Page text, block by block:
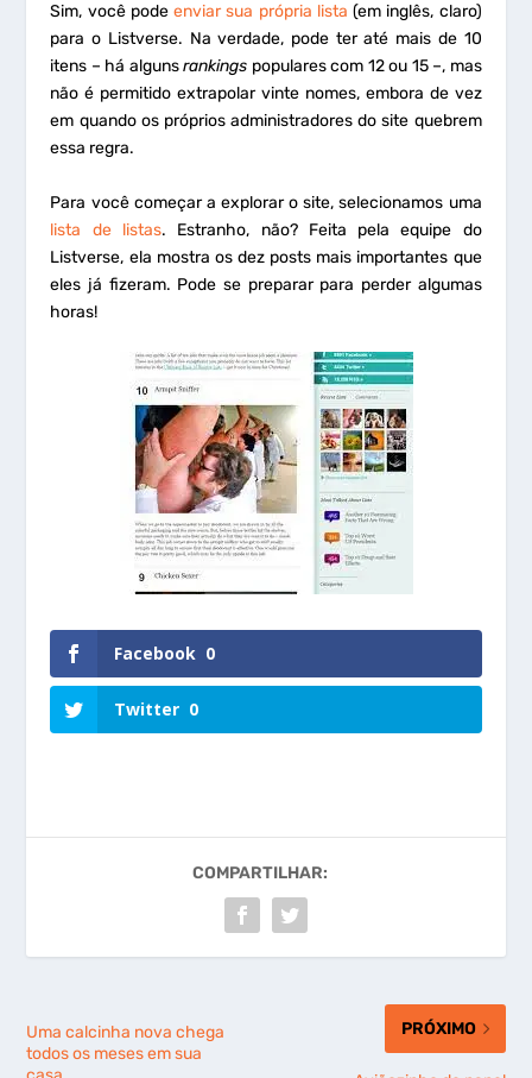
Sim, você podeenviar sua própria lista (em inglês, claro)
para o Listverse. Na verdade, pode ter até mais de 10
itens – há algunsrankings populares com 12 ou 15 –, mas
não é permitido extrapolar vinte nomes, embora de vez
em quando os próprios administradores do site quebrem
essa regra.
Para você começar a explorar o site, selecionamos uma
lista de listas. Estranho, não? Feita pela equipe do
Listverse, ela mostra os dez posts mais importantes que
eles já fizeram. Pode se preparar para perder algumas
horas!
Facebook 0
Twitter 0
COMPARTILHAR:
Uma calcinha nova chega
todos os meses em sua
PRÓXIMO